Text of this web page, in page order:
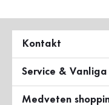
Kontakt
Service &
Medveten